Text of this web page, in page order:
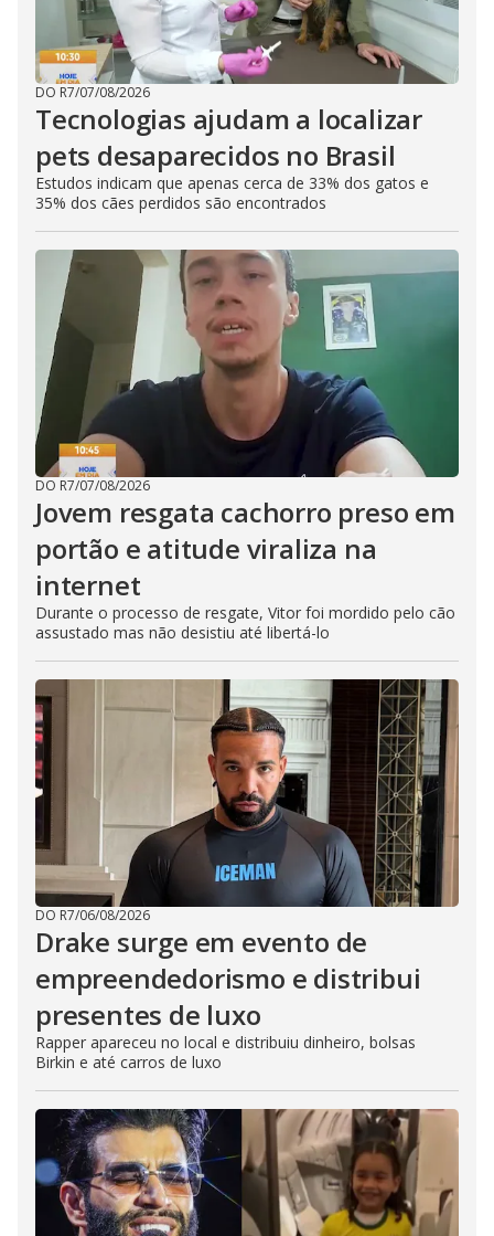
DO R7/07/08/2026
Tecnologias ajudam a localizar
pets desaparecidos no Brasil
Estudos indicam que apenas cerca de 33% dos gatos e
35% dos cães perdidos são encontrados
DO R7/07/08/2026
Jovem resgata cachorro preso em
portão e atitude viraliza na
internet
Durante o processo de resgate, Vitor foi mordido pelo cão
assustado mas não desistiu até libertá-lo
DO R7/06/08/2026
Drake surge em evento de
empreendedorismo e distribui
presentes de luxo
Rapper apareceu no local e distribuiu dinheiro, bolsas
Birkin e até carros de luxo